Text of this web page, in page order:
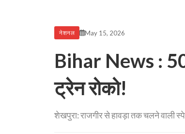
नेशनल May 15, 2026
Bihar News :
ट्रेन रोको!
शेखपुरा: राजगीर से हावड़ा तक चलने वाली